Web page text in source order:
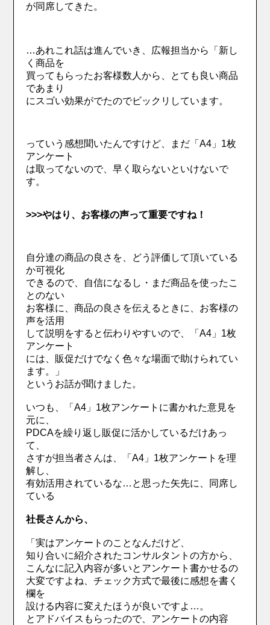
が同席してきた。
…あれこれ話は進んでいき、広報担当から「新し
く商品を
買ってもらったお客様数人から、とても良い商品
であまり
にスゴい効果がでたのでビックリしています。
っていう感想聞いたんですけど、まだ「A4」1枚
アンケート
は取ってないので、早く取らないといけないで
す。
>>>やはり、お客様の声って重要ですね！
自分達の商品の良さを、どう評価して頂いている
か可視化
できるので、自信になるし・まだ商品を使ったこ
とのない
お客様に、商品の良さを伝えるときに、お客様の
声を活用
して説明をすると伝わりやすいので、「A4」1枚
アンケート
には、販促だけでなく色々な場面で助けられてい
ます。」
というお話が聞けました。
いつも、「A4」1枚アンケートに書かれた意見を
元に、
PDCAを繰り返し販促に活かしているだけあっ
て、
さすが担当者さんは、「A4」1枚アンケートを理
解し、
有効活用されているな…と思った矢先に、同席し
ている
社長さんから、
「実はアンケートのことなんだけど、
知り合いに紹介されたコンサルタントの方から、
こんなに記入内容が多いとアンケート書かせるの
大変ですよね、チェック方式で最後に感想を書く
欄を
設ける内容に変えたほうが良いですよ…。
とアドバイスもらったので、アンケートの内容